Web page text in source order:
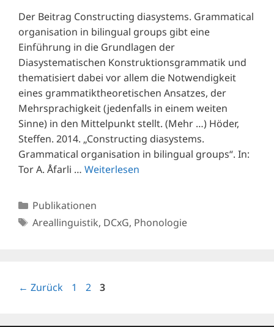
Der Beitrag Constructing diasystems. Grammatical
organisation in bilingual groups gibt eine
Einführung in die Grundlagen der
Diasystematischen Konstruktionsgrammatik und
thematisiert dabei vor allem die Notwendigkeit
eines grammatiktheoretischen Ansatzes, der
Mehrsprachigkeit (jedenfalls in einem weiten
Sinne) in den Mittelpunkt stellt. (Mehr …) Höder,
Steffen. 2014. „Constructing diasystems.
Grammatical organisation in bilingual groups“. In:
Tor A. Åfarli … Weiterlesen
Kategorien
Publikationen
Schlagwörter
Areallinguistik, DCxG, Phonologie
← Zurück Seite
1 Seite
2 Seite
3